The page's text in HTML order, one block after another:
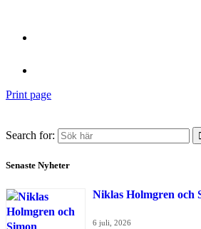
Print page
Search for:
Senaste Nyheter
Niklas Holmgren och
6 juli, 2026